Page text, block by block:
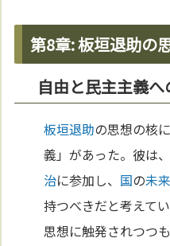
第8章: 板垣退助の
自由と民主主義
板垣退助の思想の核
義」があった。彼は
治に参加し、 国の未来
持つべきだと考えて
思想に触発されつつ